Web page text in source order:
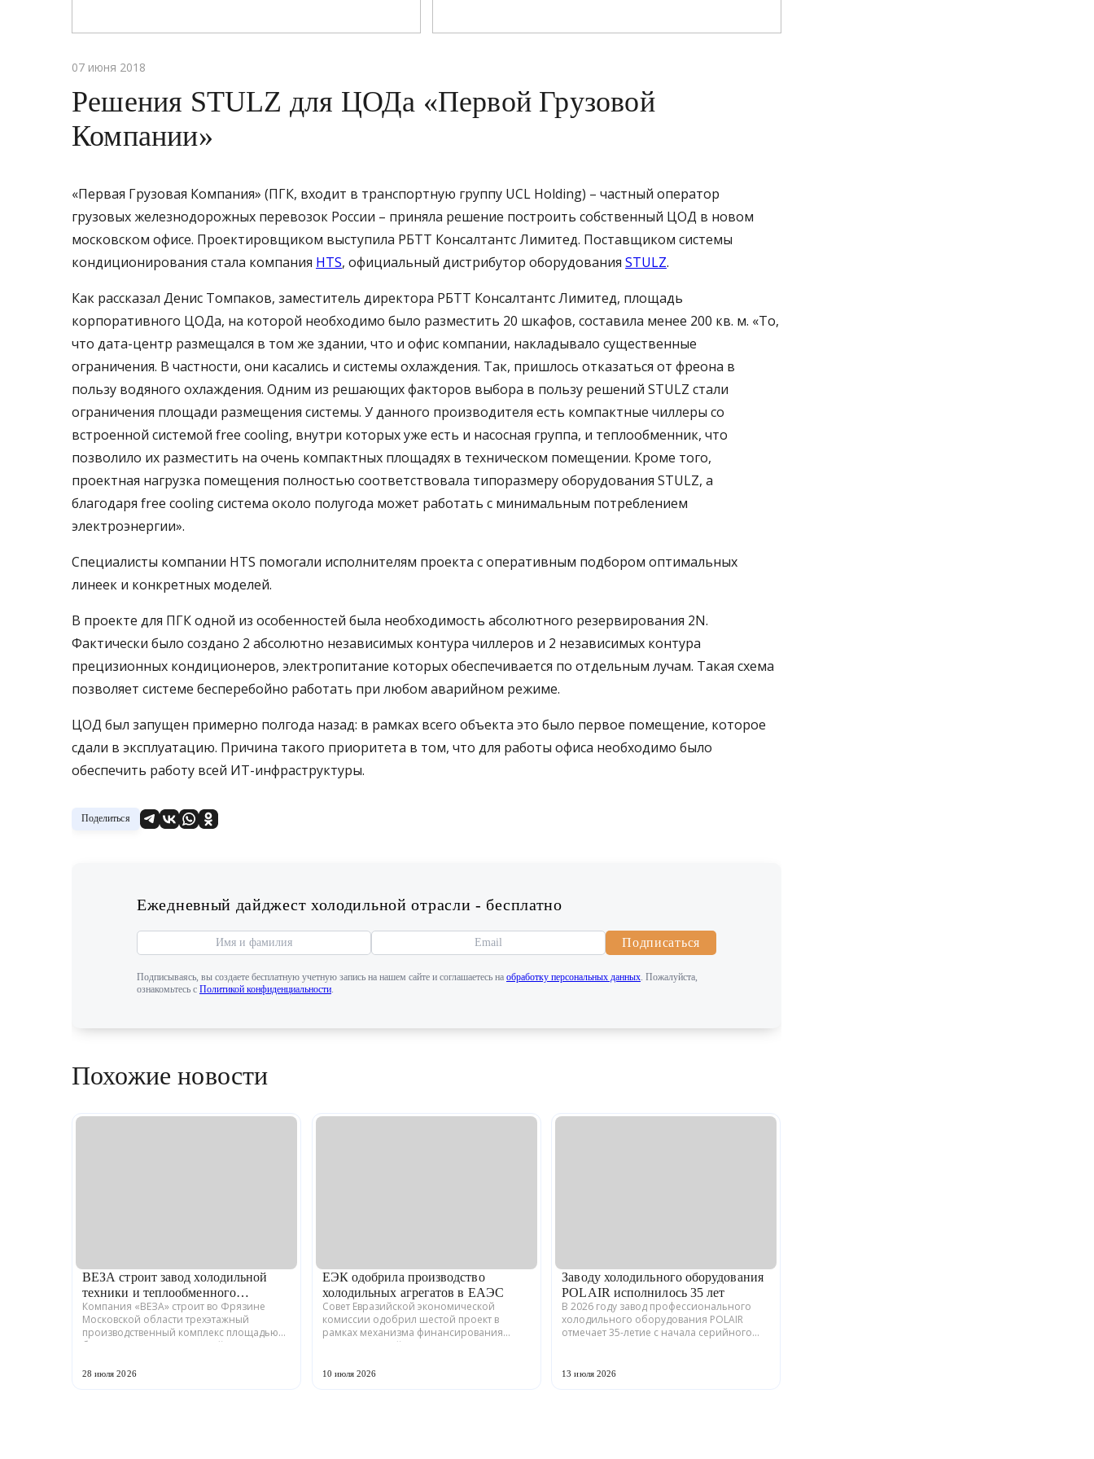
07 июня 2018
Решения STULZ для ЦОДа «Первой Грузовой
Компании»
«Первая Грузовая Компания» (ПГК, входит в транспортную группу UCL Holding) – частный оператор
грузовых железнодорожных перевозок России – приняла решение построить собственный ЦОД в новом
московском офисе. Проектировщиком выступила РБТТ Консалтантс Лимитед. Поставщиком системы
кондиционирования стала компания HTS, официальный дистрибутор оборудования STULZ.
Как рассказал Денис Томпаков, заместитель директора РБТТ Консалтантс Лимитед, площадь
корпоративного ЦОДа, на которой необходимо было разместить 20 шкафов, составила менее 200 кв. м. «То,
что дата-центр размещался в том же здании, что и офис компании, накладывало существенные
ограничения. В частности, они касались и системы охлаждения. Так, пришлось отказаться от фреона в
пользу водяного охлаждения. Одним из решающих факторов выбора в пользу решений STULZ стали
ограничения площади размещения системы. У данного производителя есть компактные чиллеры со
встроенной системой free cooling, внутри которых уже есть и насосная группа, и теплообменник, что
позволило их разместить на очень компактных площадях в техническом помещении. Кроме того,
проектная нагрузка помещения полностью соответствовала типоразмеру оборудования STULZ, а
благодаря free cooling система около полугода может работать с минимальным потреблением
электроэнергии».
Специалисты компании HTS помогали исполнителям проекта с оперативным подбором оптимальных
линеек и конкретных моделей.
В проекте для ПГК одной из особенностей была необходимость абсолютного резервирования 2N.
Фактически было создано 2 абсолютно независимых контура чиллеров и 2 независимых контура
прецизионных кондиционеров, электропитание которых обеспечивается по отдельным лучам. Такая схема
позволяет системе бесперебойно работать при любом аварийном режиме.
ЦОД был запущен примерно полгода назад: в рамках всего объекта это было первое помещение, которое
сдали в эксплуатацию. Причина такого приоритета в том, что для работы офиса необходимо было
обеспечить работу всей ИТ-инфраструктуры.
Поделиться
Ежедневный дайджест холодильной отрасли - бесплатно
Подписаться
Подписываясь, вы создаете бесплатную учетную запись на нашем сайте и соглашаетесь на обработку персональных данных. Пожалуйста,
ознакомьтесь с Политикой конфиденциальности.
Похожие новости
ВЕЗА строит завод холодильной
техники и теплообменного
оборудования
Компания «ВЕЗА» строит во Фрязине
Московской области трехэтажный
производственный комплекс площадью
более 12 тыс. кв. м для серийного выпуска
оборудования. ...
28 июля 2026
ЕЭК одобрила производство
холодильных агрегатов в ЕАЭС
Совет Евразийской экономической
комиссии одобрил шестой проект в
рамках механизма финансирования
промышленной кооперации в ЕАЭС.
ГРАДИЕНТ» совместно с предприятия...
10 июля 2026
Заводу холодильного оборудования
POLAIR исполнилось 35 лет
В 2026 году завод профессионального
холодильного оборудования POLAIR
отмечает 35-летие с начала серийного
Марий Эл, выпускает обору...
13 июля 2026